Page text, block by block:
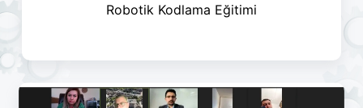
Robotik Kodlama Eğitimi